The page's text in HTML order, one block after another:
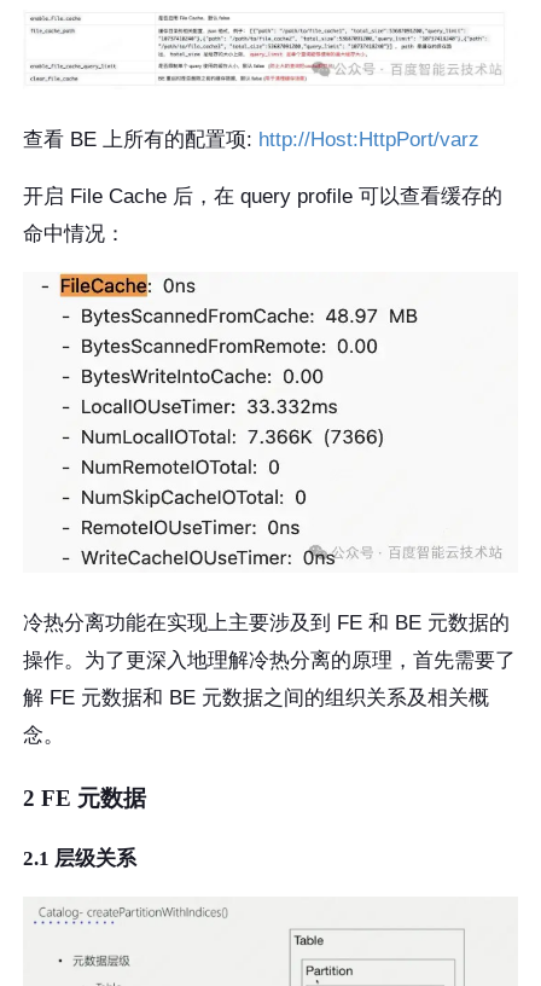
查看 BE 上所有的配置项: http://Host:HttpPort/varz
开启 File Cache 后，在 query profile 可以查看缓存的
命中情况：
冷热分离功能在实现上主要涉及到 FE 和 BE 元数据的
操作。为了更深入地理解冷热分离的原理，首先需要了
解 FE 元数据和 BE 元数据之间的组织关系及相关概
念。
2 FE 元数据
2.1 层级关系